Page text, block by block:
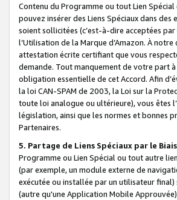
Contenu du Programme ou tout Lien
pouvez insérer des Liens Spéciaux dans
soient sollicitées (c’est-à-dire acceptées
l’Utilisation de la Marque d’Amazon. À
attestation écrite certifiant que vous
demande. Tout manquement de votre part
obligation essentielle de cet Accord. Afin
la loi CAN-SPAM de 2003, la Loi sur la
toute loi analogue ou ultérieure), vous êtes
législation, ainsi que les normes et bonnes
Partenaires.
5. Partage de Liens Spéciaux par le
Programme ou Lien Spécial ou tout autre
(par exemple, un module externe de
exécutée ou installée par un utilisateur
(autre qu'une Application Mobile